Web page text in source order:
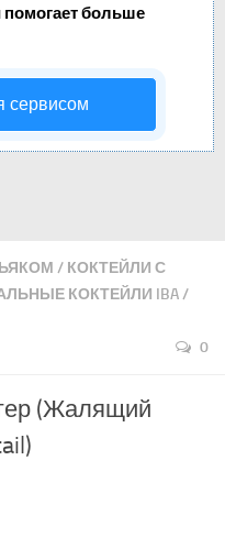
помогает больше
сервисом
/ КОКТЕЙЛИ С
КОКТЕЙЛИ IBA/
0
(Жалящий